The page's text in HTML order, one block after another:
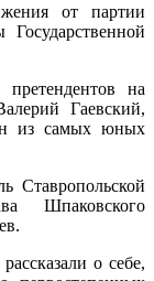
от партии
на
Гаевский,
из самых юных
Ставропольской
Шпаковского
о себе,